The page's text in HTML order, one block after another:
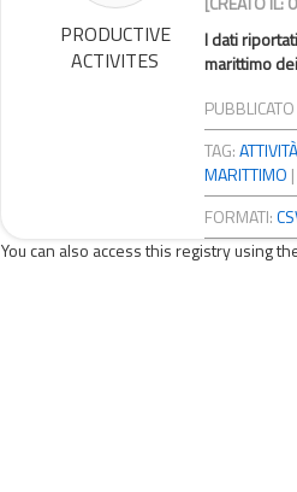
PRODUCTIVE
ACTIVITES
I dati
marittimo
TAG:
MARITTIMO |
FORMATI:
You can also access this registry using